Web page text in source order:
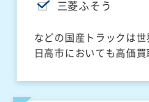
三菱ふそう
などの国産トラックは
日高市においても高価買